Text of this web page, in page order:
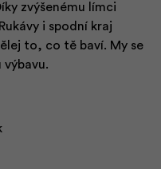
zvýšenému límci
i spodní kraj
to, co tě baví. My se